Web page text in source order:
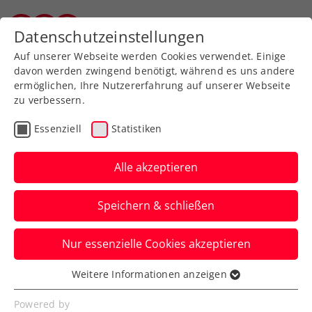
Zurück zur Newsübersicht
Rollstuhltennis
US Open: Taucher krönt
seine Juniorenkarriere
mit Double
Die ÖTV-Rollstuhltennis-
Zukunftshoffnung bleibt in New York in
Datenschutzeinstellungen
Auf unserer Webseite werden Cookies verwendet. Einige
davon werden zwingend benötigt, während es uns andere
ermöglichen, Ihre Nutzererfahrung auf unserer Webseite
zu verbessern.
Essenziell Statistiken
Alle akzeptieren
Speichern & schließen
Nur essenzielle Cookies akzeptieren
Essenziell
Essenzielle Cookies werden für grundlegende
Weitere Informationen anzeigen
Powered by